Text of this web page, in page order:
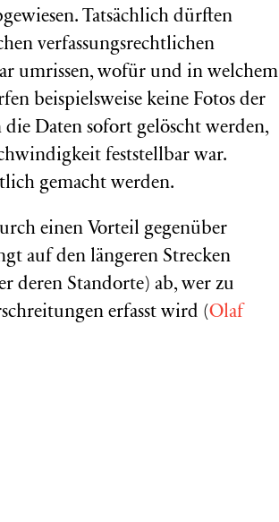
Tatsächlich dürften
verfassungsrechtlichen
umrissen, wofür und in welchem
beispielsweise keine Fotos der
Daten sofort gelöscht werden,
feststellbar war.
gemacht werden.
einen Vorteil gegenüber
auf den längeren Strecken
deren Standorte) ab, wer zu
erfasst wird (Olaf